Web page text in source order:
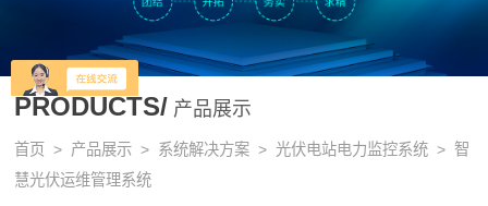
PRODUCTS/ 产品展示
首页 > 产品展示 > 系统解决方案 > 光伏电站电力监控系统 > 智
慧光伏运维管理系统